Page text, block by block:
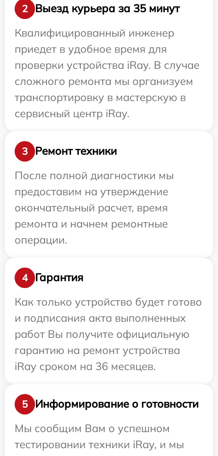
2
Выезд курьера за 35 минут
Квалифицированный инженер
приедет в удобное время для
проверки устройства iRay. В случае
сложного ремонта мы организуем
транспортировку в мастерскую в
сервисный центр iRay.
3
Ремонт техники
После полной диагностики мы
предоставим на утверждение
окончательный расчет, время
ремонта и начнем ремонтные
операции.
4
Гарантия
Как только устройство будет готово
и подписания акта выполненных
работ Вы получите официальную
гарантию на ремонт устройства
iRay сроком на 36 месяцев.
5
Информирование о готовности
Мы сообщим Вам о успешном
тестировании техники iRay, и мы